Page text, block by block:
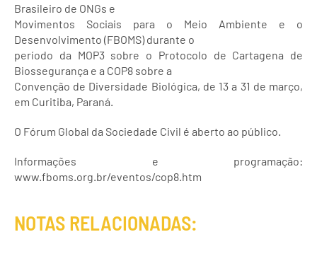
Brasileiro de ONGs e
Movimentos Sociais para o Meio Ambiente e o
Desenvolvimento (FBOMS) durante o
período da MOP3 sobre o Protocolo de Cartagena de
Biossegurança e a COP8 sobre a
Convenção de Diversidade Biológica, de 13 a 31 de março,
em Curitiba, Paraná.
O Fórum Global da Sociedade Civil é aberto ao público.
Informações e programação:
www.fboms.org.br/eventos/cop8.htm
NOTAS RELACIONADAS: